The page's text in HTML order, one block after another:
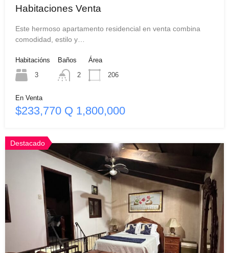
Habitaciones Venta
Este hermoso apartamento residencial en venta combina
comodidad, estilo y…
Habitacións
3
Baños
2
Área
206
En Venta
$233,770 Q 1,800,000
Destacado